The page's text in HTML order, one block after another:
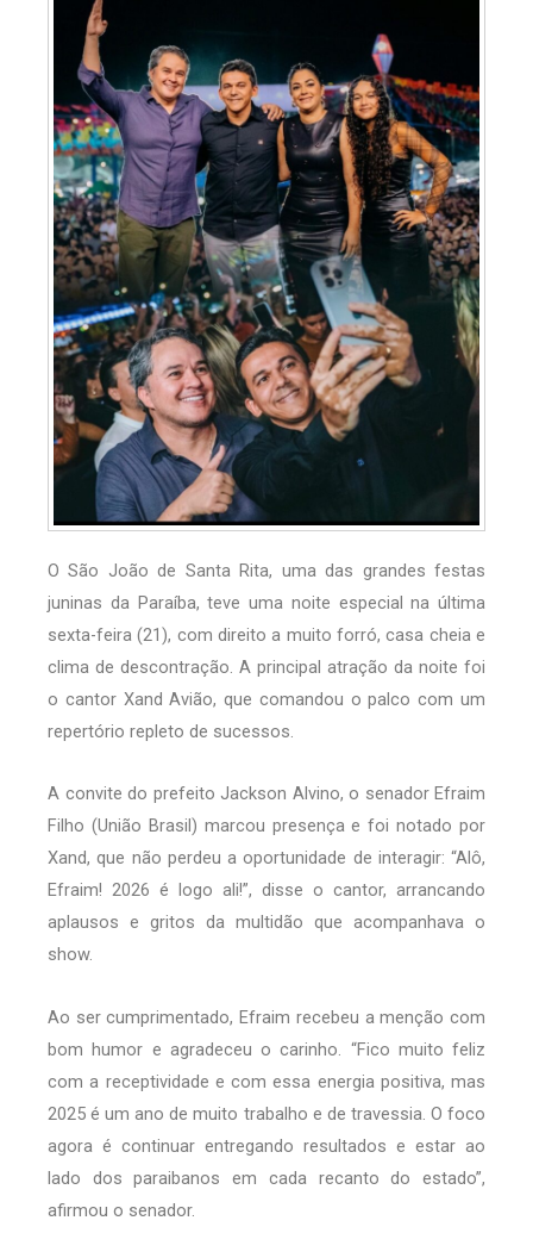
O São João de Santa Rita, uma das grandes festas
juninas da Paraíba, teve uma noite especial na última
sexta-feira (21), com direito a muito forró, casa cheia e
clima de descontração. A principal atração da noite foi
o cantor Xand Avião, que comandou o palco com um
repertório repleto de sucessos.
A convite do prefeito Jackson Alvino, o senador Efraim
Filho (União Brasil) marcou presença e foi notado por
Xand, que não perdeu a oportunidade de interagir: “Alô,
Efraim! 2026 é logo ali!”, disse o cantor, arrancando
aplausos e gritos da multidão que acompanhava o
show.
Ao ser cumprimentado, Efraim recebeu a menção com
bom humor e agradeceu o carinho. “Fico muito feliz
com a receptividade e com essa energia positiva, mas
2025 é um ano de muito trabalho e de travessia. O foco
agora é continuar entregando resultados e estar ao
lado dos paraibanos em cada recanto do estado”,
afirmou o senador.